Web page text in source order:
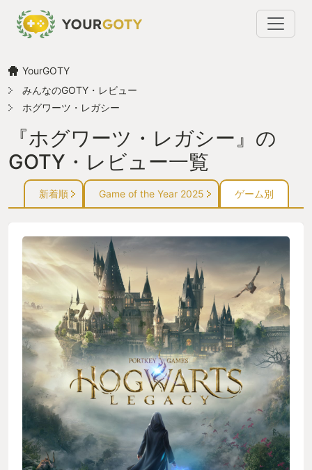
YourGOTY
みんなのGOTY・レビュー
ホグワーツ・レガシー
『ホグワーツ・レガシー』の
GOTY・レビュー一覧
新着順 Game of the Year 2025 ゲーム別